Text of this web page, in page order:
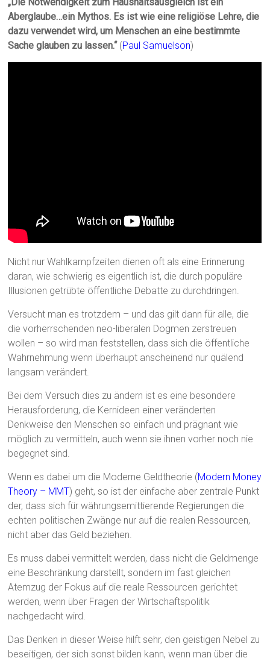
„Die Notwendigkeit zum Haushaltsausgleich ist ein
Aberglaube…ein Mythos. Es ist wie eine religiöse Lehre, die
dazu verwendet wird, um Menschen an eine bestimmte
Sache glauben zu lassen.“ (Paul Samuelson)
Nicht nur Wahlkampfzeiten dienen oft als eine Erinnerung
daran, wie schwierig es eigentlich ist, die durch populäre
Illusionen getrübte öffentliche Debatte zu durchdringen.
Versucht man es trotzdem – und das gilt dann für alle, die
die vorherrschenden neo-liberalen Dogmen zerstreuen
wollen – so wird man feststellen, dass sich die öffentliche
Wahrnehmung wenn überhaupt anscheinend nur quälend
langsam verändert.
Bei dem Versuch dies zu ändern ist es eine besondere
Herausforderung, die Kernideen einer veränderten
Denkweise den Menschen so einfach und prägnant wie
möglich zu vermitteln, auch wenn sie ihnen vorher noch nie
begegnet sind.
Wenn es dabei um die Moderne Geldtheorie (Modern Money
Theory – MMT) geht, so ist der einfache aber zentrale Punkt
der, dass sich für währungsemittierende Regierungen die
echten politischen Zwänge nur auf die realen Ressourcen,
nicht aber das Geld beziehen.
Es muss dabei vermittelt werden, dass nicht die Geldmenge
eine Beschränkung darstellt, sondern im fast gleichen
Atemzug der Fokus auf die reale Ressourcen gerichtet
werden, wenn über Fragen der Wirtschaftspolitik
nachgedacht wird.
Das Denken in dieser Weise hilft sehr, den geistigen Nebel zu
beseitigen, der sich sonst bilden kann, wenn man über die